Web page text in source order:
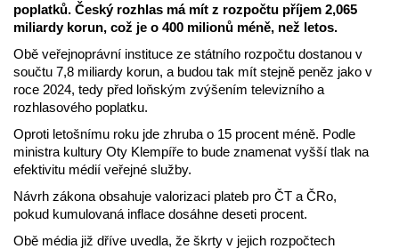
poplatků. Český rozhlas má mít z rozpočtu příjem 2,065
miliardy korun, což je o 400 milionů méně, než letos.
Obě veřejnoprávní instituce ze státního rozpočtu dostanou v
součtu 7,8 miliardy korun, a budou tak mít stejně peněz jako v
roce 2024, tedy před loňským zvýšením televizního a
rozhlasového poplatku.
Oproti letošnímu roku jde zhruba o 15 procent méně. Podle
ministra kultury Oty Klempíře to bude znamenat vyšší tlak na
efektivitu médií veřejné služby.
Návrh zákona obsahuje valorizaci plateb pro ČT a ČRo,
pokud kumulovaná inflace dosáhne deseti procent.
Obě média již dříve uvedla, že škrty v jejich rozpočtech